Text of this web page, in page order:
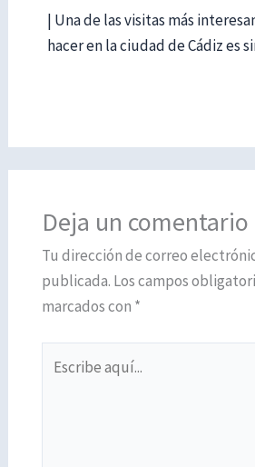
| Una de las visitas más
hacer en la ciudad de Cádiz es
Deja un comentario
Tu dirección de correo
publicada. Los campos
marcados con *
aquí...